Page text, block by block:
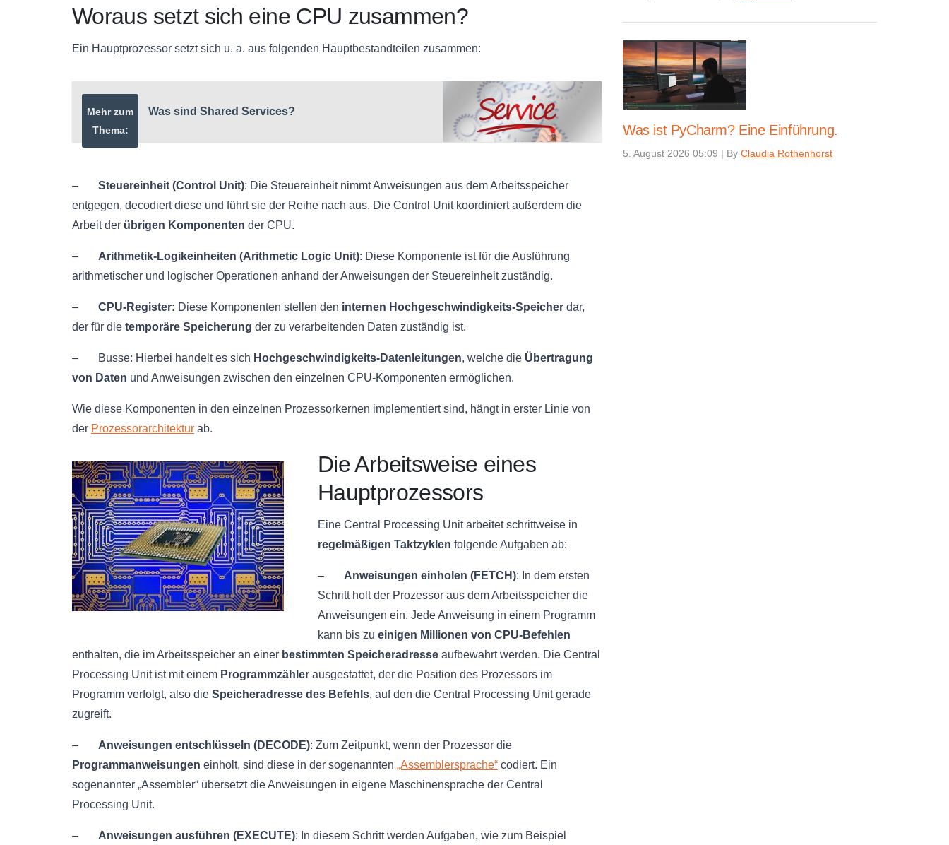
Woraus setzt sich eine CPU zusammen?
Ein Hauptprozessor setzt sich u. a. aus folgenden Hauptbestandteilen zusammen:
Mehr zum
Thema:
Was sind Shared Services?
– Steuereinheit (Control Unit): Die Steuereinheit nimmt Anweisungen aus dem Arbeitsspeicher
entgegen, decodiert diese und führt sie der Reihe nach aus. Die Control Unit koordiniert außerdem die
Arbeit der übrigen Komponenten der CPU.
– Arithmetik-Logikeinheiten (Arithmetic Logic Unit): Diese Komponente ist für die Ausführung
arithmetischer und logischer Operationen anhand der Anweisungen der Steuereinheit zuständig.
– CPU-Register: Diese Komponenten stellen den internen Hochgeschwindigkeits-Speicher dar,
der für die temporäre Speicherung der zu verarbeitenden Daten zuständig ist.
– Busse: Hierbei handelt es sich Hochgeschwindigkeits-Datenleitungen, welche die Übertragung
von Daten und Anweisungen zwischen den einzelnen CPU-Komponenten ermöglichen.
Wie diese Komponenten in den einzelnen Prozessorkernen implementiert sind, hängt in erster Linie von
der Prozessorarchitektur ab.
Die Arbeitsweise eines
Hauptprozessors
Eine Central Processing Unit arbeitet schrittweise in
regelmäßigen Taktzyklen folgende Aufgaben ab:
– Anweisungen einholen (FETCH): In dem ersten
Schritt holt der Prozessor aus dem Arbeitsspeicher die
Anweisungen ein. Jede Anweisung in einem Programm
kann bis zu einigen Millionen von CPU-Befehlen
enthalten, die im Arbeitsspeicher an einer bestimmten Speicheradresse aufbewahrt werden. Die Central
Processing Unit ist mit einem Programmzähler ausgestattet, der die Position des Prozessors im
Programm verfolgt, also die Speicheradresse des Befehls, auf den die Central Processing Unit gerade
zugreift.
– Anweisungen entschlüsseln (DECODE): Zum Zeitpunkt, wenn der Prozessor die
Programmanweisungen einholt, sind diese in der sogenannten „Assemblersprache“ codiert. Ein
sogenannter „Assembler“ übersetzt die Anweisungen in eigene Maschinensprache der Central
Processing Unit.
– Anweisungen ausführen (EXECUTE): In diesem Schritt werden Aufgaben, wie zum Beispiel
Was ist PyCharm? Eine Einführung.
5. August 2026 05:09 | By Claudia Rothenhorst